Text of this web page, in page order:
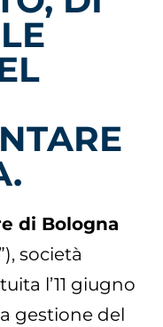
di Bologna
società
l’11 giugno
gestione del